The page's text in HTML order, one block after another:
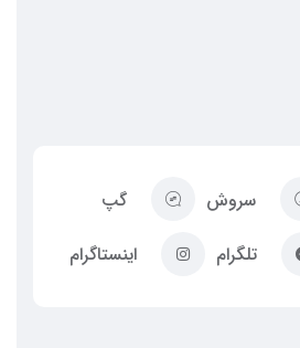
سروش
گپ
تلگرام اینستاگرام